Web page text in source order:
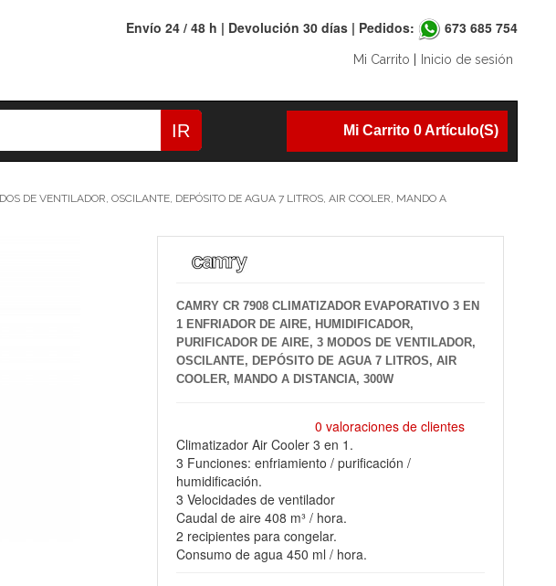
Envío 24 / 48 h | Devolución 30 días | Pedidos: 673 685 754
Mi Carrito Inicio de sesión
Mi Carrito 0 Artículo(s)
IR
DE VENTILADOR, OSCILANTE, DEPÓSITO DE AGUA 7 LITROS, AIR COOLER, MANDO A
CAMRY CR 7908 CLIMATIZADOR EVAPORATIVO 3 EN
1 ENFRIADOR DE AIRE, HUMIDIFICADOR,
PURIFICADOR DE AIRE, 3 MODOS DE VENTILADOR,
OSCILANTE, DEPÓSITO DE AGUA 7 LITROS, AIR
COOLER, MANDO A DISTANCIA, 300W
0 valoraciones de clientes
Climatizador Air Cooler 3 en 1.
3 Funciones: enfriamiento / purificación /
humidificación.
3 Velocidades de ventilador
Caudal de aire 408 m³ / hora.
2 recipientes para congelar.
Consumo de agua 450 ml / hora.